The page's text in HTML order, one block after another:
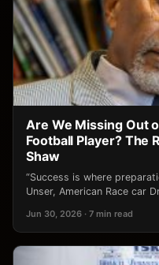
Are We Missing Out
Football Player? The
Shaw
“Success is where
Unser, American Race car
Jun 30, 2026 · 7 min read